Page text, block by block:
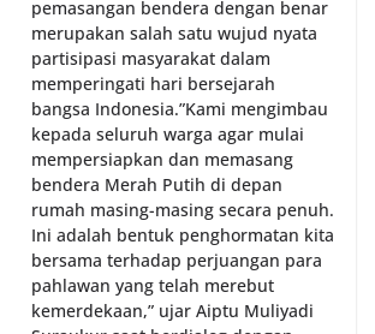
pemasangan bendera dengan benar
merupakan salah satu wujud nyata
partisipasi masyarakat dalam
memperingati hari bersejarah
bangsa Indonesia.‎‎”Kami mengimbau
kepada seluruh warga agar mulai
mempersiapkan dan memasang
bendera Merah Putih di depan
rumah masing-masing secara penuh.
Ini adalah bentuk penghormatan kita
bersama terhadap perjuangan para
pahlawan yang telah merebut
kemerdekaan,” ujar Aiptu Muliyadi